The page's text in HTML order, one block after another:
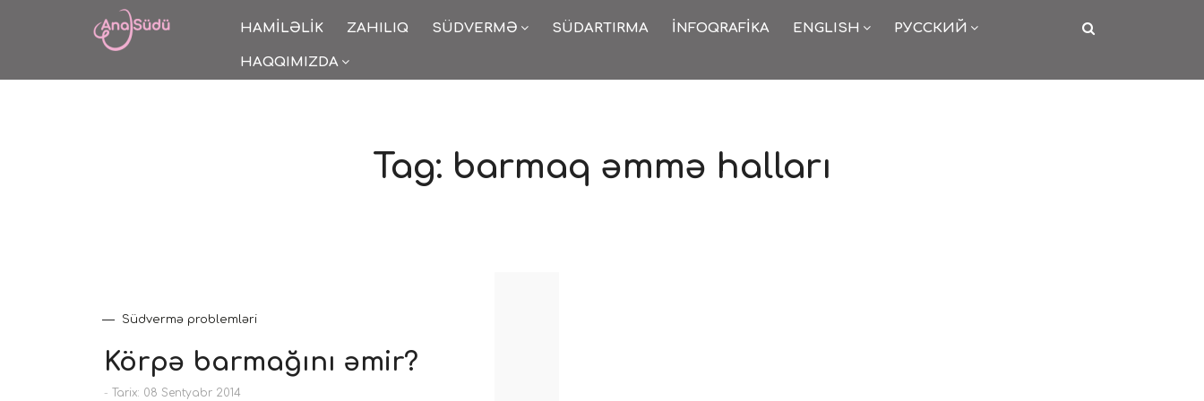
HAMILƏLIK ZAHILIQ SÜDVERMƏ SÜDARTIRMA İNFOQRAFIKA ENGLISH РУССКИЙ
HAQQIMIZDA
Tag: barmaq əmmə halları
Südvermə problemləri
Körpə barmağını əmir?
- Tarix: 08 Sentyabr 2014